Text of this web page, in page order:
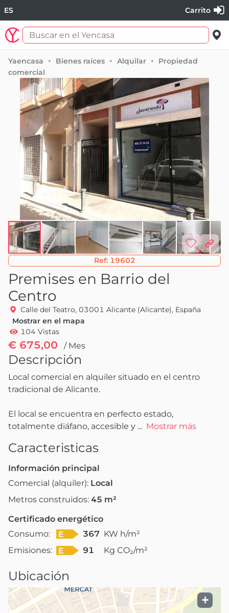
ES Carrito
Yaencasa Bienes raíces Alquilar
Propiedad
comercial
Ref: 19602
Premises en Barrio del
Centro
Calle del Teatro, 03001 Alicante (Alicante), España
Mostrar en el mapa
104 Vistas
€ 675,00 / Mes
Descripción
Local comercial en alquiler situado en el centro
tradicional de Alicante.
El local se encuentra en perfecto estado,
totalmente diáfano, accesible y ... Mostrar más
Caracteristicas
Información principal
Comercial (alquiler): Local
Metros construidos: 45 m²
Certificado energético
Consumo:
E 367 KW h/m²
Emisiones:
E 91 Kg CO₂/m²
Ubicación
+